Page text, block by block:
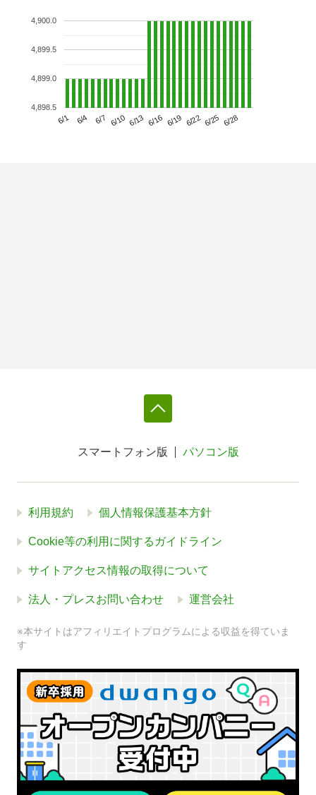
6/1 6/4 6/7 6/10 6/13 6/16 6/19 6/22 6/25 6/28
4,898.5
4,899.0
4,899.5
4,900.0
スマートフォン版 パソコン版
利用規約 個人情報保護基本方針
Cookie等の利用に関するガイドライン
サイトアクセス情報の取得について
法人・プレスお問い合わせ 運営会社
※本サイトはアフィリエイトプログラムによる収益を得ていま
す